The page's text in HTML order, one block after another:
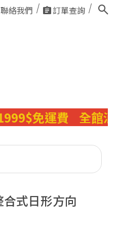
聯絡我們 訂單查詢
免運費 全館消費
合式日形方向